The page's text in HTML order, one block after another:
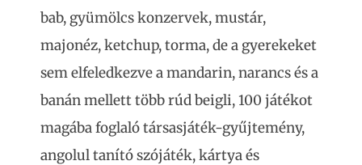
bab, gyümölcs konzervek, mustár,
majonéz, ketchup, torma, de a gyerekeket
sem elfeledkezve a mandarin, narancs és a
banán mellett több rúd beigli, 100 játékot
magába foglaló társasjáték-gyűjtemény,
angolul tanító szójáték, kártya és